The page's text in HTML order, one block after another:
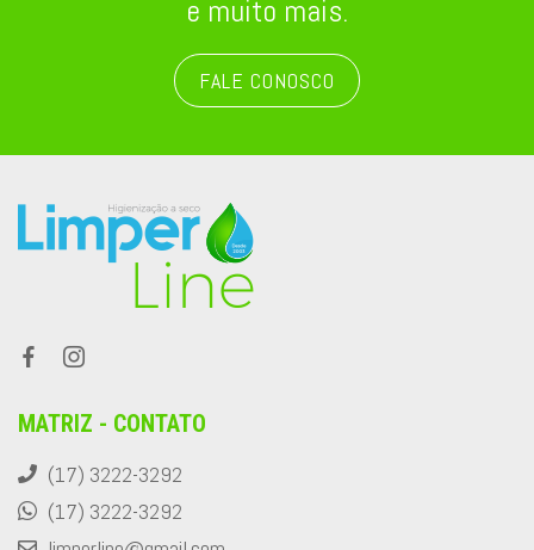
e muito mais.
FALE CONOSCO
MATRIZ - CONTATO
(17) 3222-3292
(17) 3222-3292